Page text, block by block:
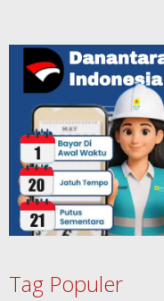
Tag Populer